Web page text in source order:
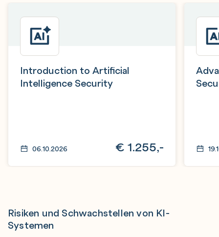
Introduction to Artificial
Intelligence Security
06.10.2026 € 1.255,-
Risiken und Schwachstellen von KI-
Systemen